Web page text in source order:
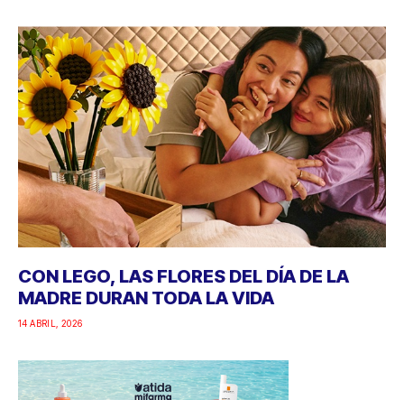
CON LEGO, LAS FLORES DEL DÍA DE LA
MADRE DURAN TODA LA VIDA
14 ABRIL, 2026